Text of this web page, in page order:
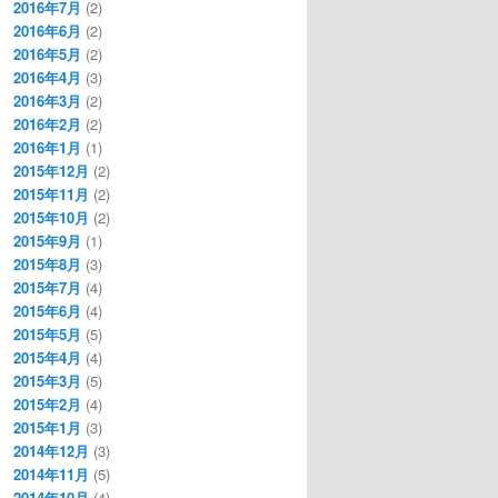
2016年7月 (2)
2016年6月 (2)
2016年5月 (2)
2016年4月 (3)
2016年3月 (2)
2016年2月 (2)
2016年1月 (1)
2015年12月 (2)
2015年11月 (2)
2015年10月 (2)
2015年9月 (1)
2015年8月 (3)
2015年7月 (4)
2015年6月 (4)
2015年5月 (5)
2015年4月 (4)
2015年3月 (5)
2015年2月 (4)
2015年1月 (3)
2014年12月 (3)
2014年11月 (5)